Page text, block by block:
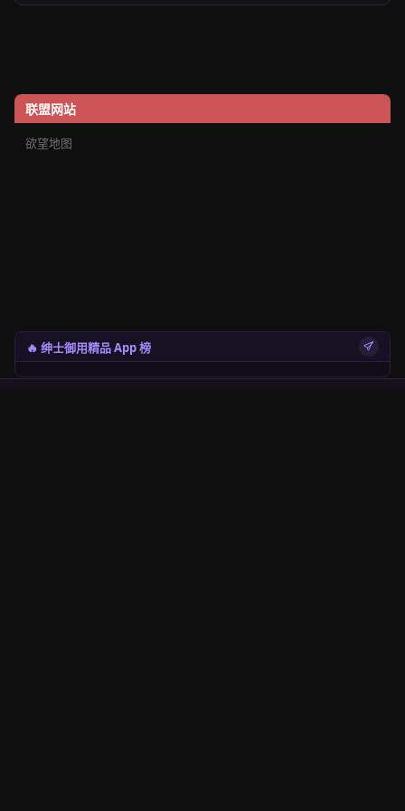
联盟网站
欲望地图
🔥 绅士御用精品 App 榜